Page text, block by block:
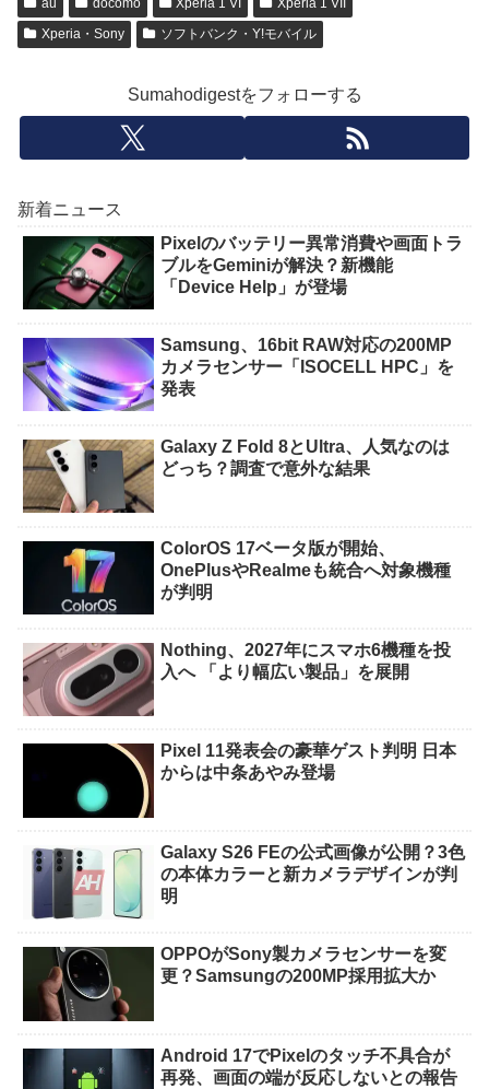
au docomo Xperia 1 VI
Xperia 1 VII
Xperia・Sony
ソフトバンク・Y!モバイル
Sumahodigestをフォローする
新着ニュース
Pixelのバッテリー異常消費や画面トラ
ブルをGeminiが解決？新機能
「Device Help」が登場
Samsung、16bit RAW対応の200MP
カメラセンサー「ISOCELL HPC」を
発表
Galaxy Z Fold 8とUltra、人気なのは
どっち？調査で意外な結果
ColorOS 17ベータ版が開始、
OnePlusやRealmeも統合へ対象機種
が判明
Nothing、2027年にスマホ6機種を投
入へ 「より幅広い製品」を展開
Pixel 11発表会の豪華ゲスト判明 日本
からは中条あやみ登場
Galaxy S26 FEの公式画像が公開？3色
の本体カラーと新カメラデザインが判
明
OPPOがSony製カメラセンサーを変
更？Samsungの200MP採用拡大か
Android 17でPixelのタッチ不具合が
再発、画面の端が反応しないとの報告